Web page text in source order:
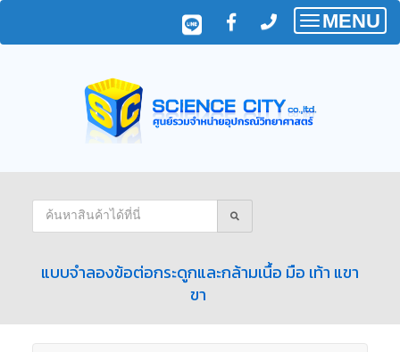
Toggle
MENU
แบบจำลองข้อต่อกระดูกและกล้ามเนื้อ มือ เท้า แขา
ขา